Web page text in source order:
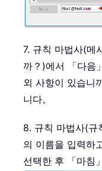
7. 규칙 마법사(메
까？)에서 「다음
외 사항이 있습니
니다。
8. 규칙 마법사(규
의 이름을 입력하
선택한 후 「마침